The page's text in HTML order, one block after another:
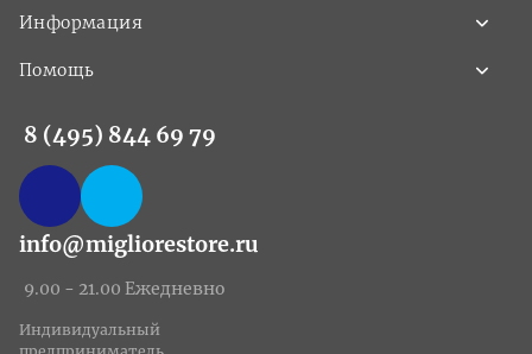
Информация
Помощь
8 (495) 844 69 79
info@migliorestore.ru
9.00 - 21.00 Ежедневно
Индивидуальный